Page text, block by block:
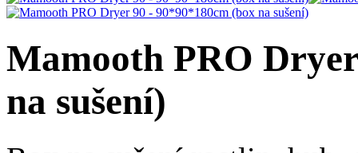
Mamooth PRO
na sušení)